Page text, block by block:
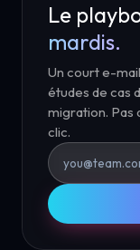
Le
mardis.
Un court e-
études de cas
migration. Pas
clic.